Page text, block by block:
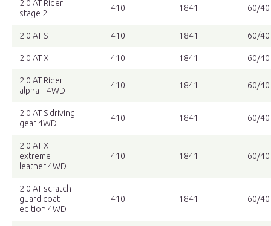
2.0 AT Rider
stage 2
410 1841 60/40
2.0 AT S 410 1841 60/40
2.0 AT X 410 1841 60/40
2.0 AT Rider
alpha II 4WD
410 1841 60/40
2.0 AT S driving
gear 4WD
410 1841 60/40
2.0 AT X
extreme
leather 4WD
410 1841 60/40
2.0 AT scratch
guard coat
edition 4WD
410 1841 60/40